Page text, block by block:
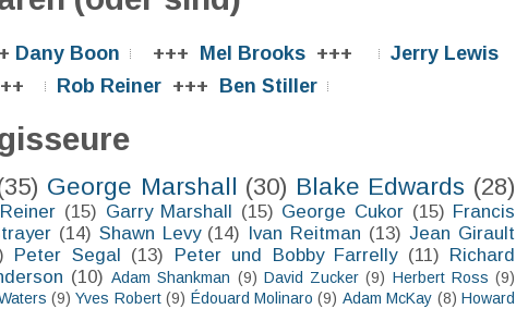
Dany Boon +++ Mel Brooks+++
Jerry Lewis
Rob Reiner+++ Ben Stiller
George Marshall (30) Blake Edwards (28)
(15) Garry Marshall (15) George Cukor (15) Francis
(14) Shawn Levy (14) Ivan Reitman (13) Jean Girault
Peter Segal (13) Peter und Bobby Farrelly (11) Richard
(10) Adam Shankman (9) David Zucker (9) Herbert Ross (9)
(9) Yves Robert (9) Édouard Molinaro (9) Adam McKay (8) Howard